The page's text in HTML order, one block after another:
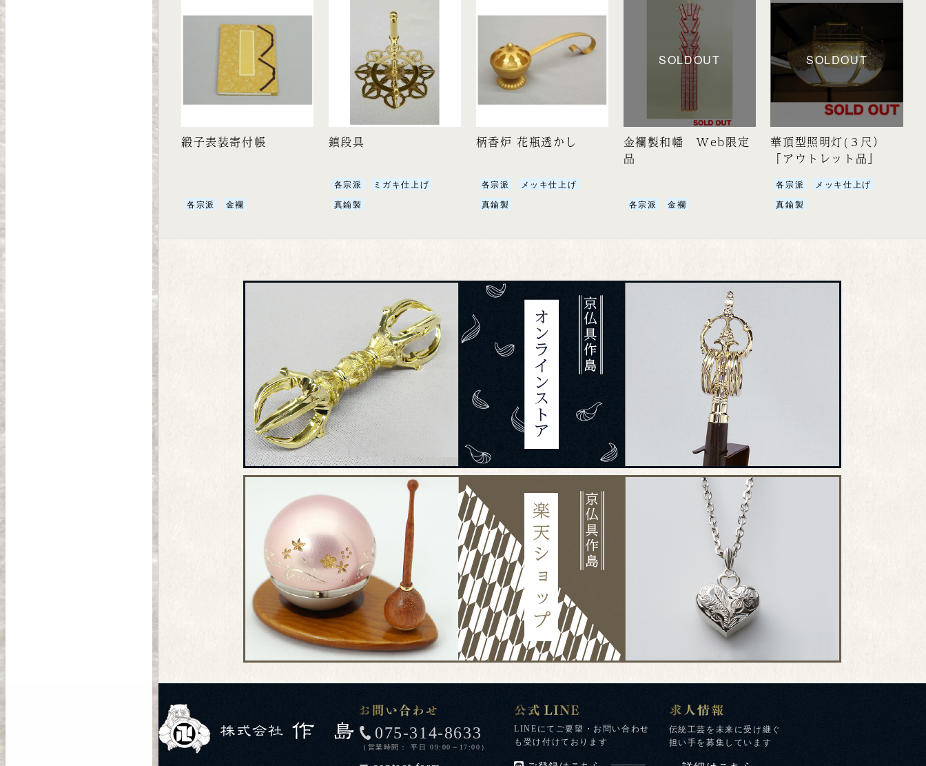
緞子表装寄付帳
各宗派 金襴
鎮段具
各宗派
ミガキ仕上げ
真鍮製
柄香炉 花瓶透かし
各宗派
メッキ仕上げ
真鍮製
SOLDOUT
金襴製和幡 Web限定
品
各宗派 金襴
SOLDOUT
華頂型照明灯(３尺）
「アウトレット品」
各宗派
メッキ仕上げ
真鍮製
075-314-8633
（営業時間： 平日 09:00～17:00）
LINEにてご要望・お問い合わせ
も受け付けております
伝統工芸を未来に受け継ぐ
担い手を募集しています